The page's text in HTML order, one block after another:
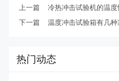
上一篇 冷热冲击试验机的温
下一篇 温度冲击试验箱有几
热门动态